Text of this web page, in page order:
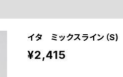
イタ ミックスライン（S)
¥2,415